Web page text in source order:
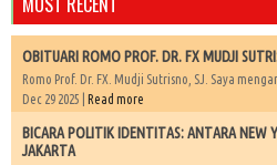
OBITUARI ROMO PROF. DR. FX MUDJI
Romo Prof. Dr. FX. Mudji Sutrisno, SJ. Saya
Dec 29 2025 | Read more
BICARA POLITIK IDENTITAS: ANTARA NEW
JAKARTA